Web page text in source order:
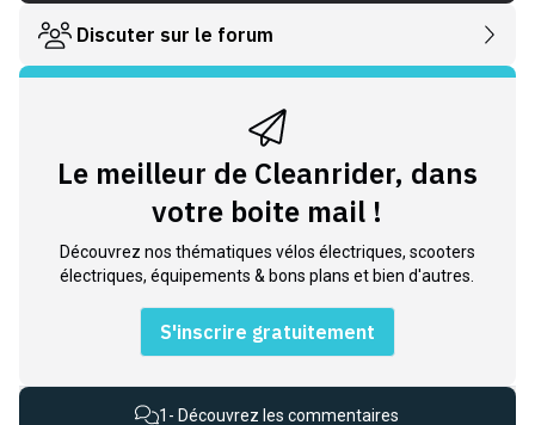
Discuter sur le forum
Le meilleur de Cleanrider, dans
votre boite mail !
Découvrez nos thématiques vélos électriques, scooters
électriques, équipements & bons plans et bien d'autres.
S'inscrire gratuitement
1 - Découvrez les commentaires